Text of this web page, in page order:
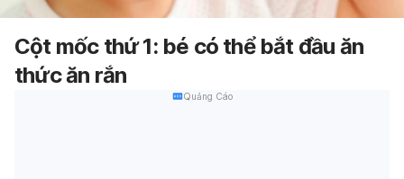
Cột mốc thứ 1: bé có thể bắt đầu ăn
thức ăn rắn
Quảng Cáo